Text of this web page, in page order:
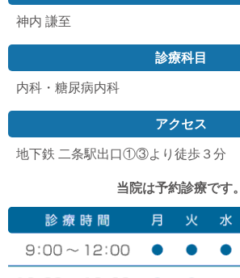
神内 謙至
診療科目
内科・糖尿病内科
アクセス
地下鉄 二条駅出口①③より徒歩３分
当院は予約診療です。